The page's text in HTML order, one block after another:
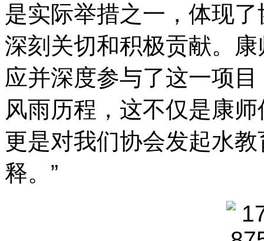
是实际举措之一，体现
深刻关切和积极贡献。
应并深度参与了这一项
风雨历程，这不仅是康
更是对我们协会发起水
释。”